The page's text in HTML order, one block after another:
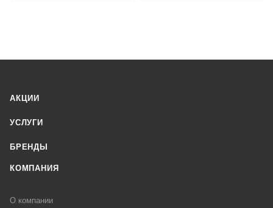
АКЦИИ
УСЛУГИ
БРЕНДЫ
КОМПАНИЯ
О компании